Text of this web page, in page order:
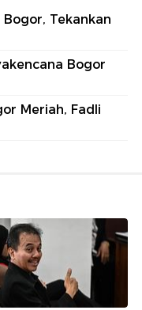
Tekankan
Bogor
Meriah, Fadli